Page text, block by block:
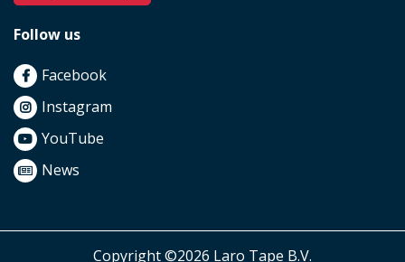
Follow us
Facebook
Instagram
YouTube
News
Copyright ©2026 Laro Tape B.V.